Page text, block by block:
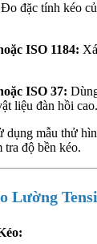
Đo đặc tính kéo
ISO 1184:
ISO 37:
liệu đàn hồi cao.
dụng mẫu thử
tra độ bền kéo.
Lường